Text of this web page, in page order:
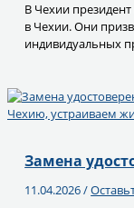
В Чехии
в Чехии. Они
индивидуальных
Замена
11.04.2026/